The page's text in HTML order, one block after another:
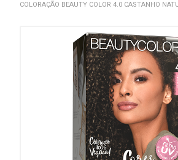
COLORAÇÃO BEAUTY COLOR 4.0 CASTANHO